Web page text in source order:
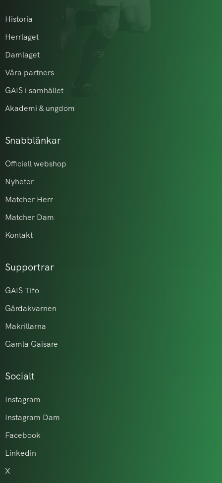
Historia
Herrlaget
Damlaget
Våra partners
GAIS i samhället
Akademi & ungdom
Snabblänkar
Officiell webshop
Nyheter
Matcher Herr
Matcher Dam
Kontakt
Supportrar
GAIS Tifo
Gårdakvarnen
Makrillarna
Gamla Gaisare
Socialt
Instagram
Instagram Dam
Facebook
Linkedin
X